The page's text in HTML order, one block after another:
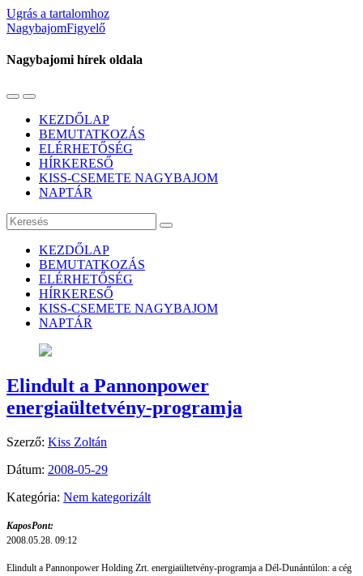
Ugrás a tartalomhoz
NagybajomFigyelő
Nagybajomi hírek oldala
Váltás
mobil
menüre
Használja
keresés
mezőt
KEZDŐLAP
BEMUTATKOZÁS
ELÉRHETŐSÉG
HÍRKERESŐ
KISS-CSEMETE NAGYBAJOM
NAPTÁR
Keresés
KEZDŐLAP
BEMUTATKOZÁS
ELÉRHETŐSÉG
HÍRKERESŐ
KISS-CSEMETE NAGYBAJOM
NAPTÁR
Elindult a Pannonpower
energiaültetvény-programja
Szerző: Kiss Zoltán
Dátum: 2008-05-29
Kategória: Nem kategorizált
KaposPont:
2008.05.28. 09:12
Elindult a Pannonpower Holding Zrt. energiaültetvény-programja a Dél-Dunántúlon: a cég